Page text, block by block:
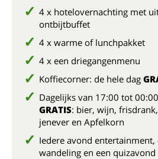
4 x hotelovernachting met
ontbijtbuffet
4 x warme of lunchpakket
4 x een driegangenmenu
Koffiecorner: de hele dag
Dagelijks van 17:00 tot
GRATIS: bier, wijn,
jenever en Apfelkorn
Iedere avond entertainment,
wandeling en een quizavond